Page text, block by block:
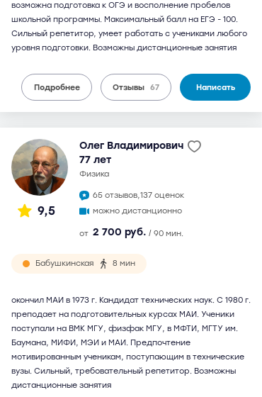
возможна подготовка к ОГЭ и восполнение пробелов
школьной программы. Максимальный балл на ЕГЭ - 100.
Сильный репетитор, умеет работать с учениками любого
уровня подготовки. Возможны дистанционные занятия
Подробнее Отзывы 67 Написать
9,5
Олег Владимирович
77 лет
физика
65 отзывов,137 оценок
можно дистанционно
от 2 700 руб. / 90 мин.
Бабушкинская 8 мин
окончил МАИ в 1973 г. Кандидат технических наук. С 1980 г.
преподает на подготовительных курсах МАИ. Ученики
поступали на ВМК МГУ, физфак МГУ, в МФТИ, МГТУ им.
Баумана, МИФИ, МЭИ и МАИ. Предпочтение
мотивированным ученикам, поступающим в технические
вузы. Сильный, требовательный репетитор. Возможны
дистанционные занятия